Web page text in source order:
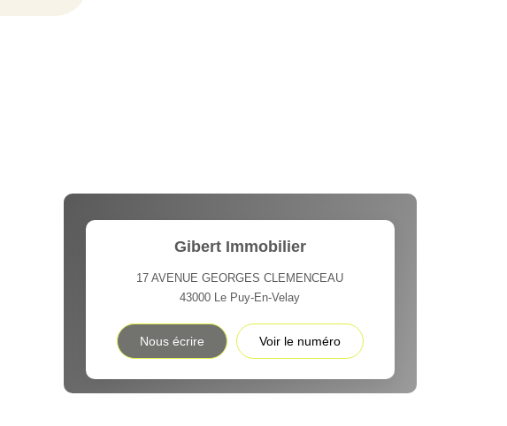
Gibert Immobilier
17 AVENUE GEORGES CLEMENCEAU
43000 Le Puy-En-Velay
Nous écrire Voir le numéro